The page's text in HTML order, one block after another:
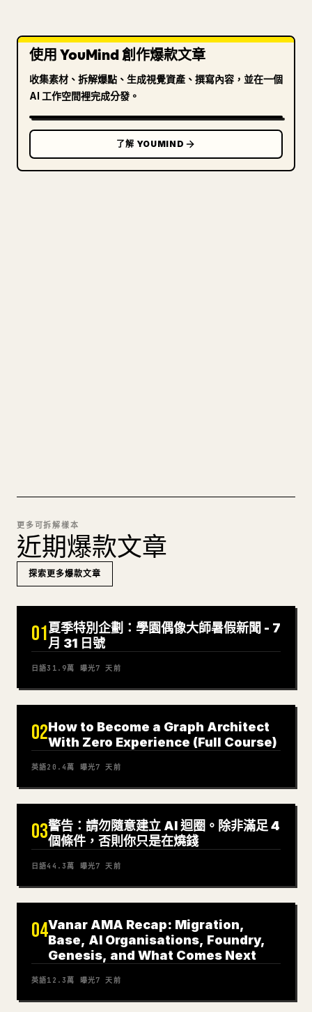
使用 YouMind 創作爆款文章
收集素材、拆解爆點、生成視覺資產、撰寫內容，並在一個
AI 工作空間裡完成分發。
了解 YOUMIND
更多可拆解樣本
近期爆款文章
探索更多爆款文章
01夏季特別企劃：學園偶像大師暑假新聞 - 7
月 31 日號
日語31.9萬 曝光7 天前
02How to Become a Graph Architect
With Zero Experience (Full Course)
英語20.4萬 曝光7 天前
03警告：請勿隨意建立 AI 迴圈。除非滿足 4
個條件，否則你只是在燒錢
日語44.3萬 曝光7 天前
04Vanar AMA Recap: Migration,
Base, AI Organisations, Foundry,
Genesis, and What Comes Next
英語12.3萬 曝光7 天前